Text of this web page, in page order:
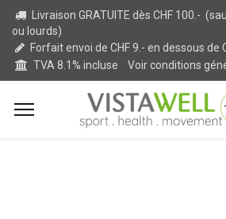
Livraison GRATUITE dès CHF 100.-
ou lourds)
Forfait envoi de CHF 9.- en dessous de
TVA 8.1% incluse Voir conditions